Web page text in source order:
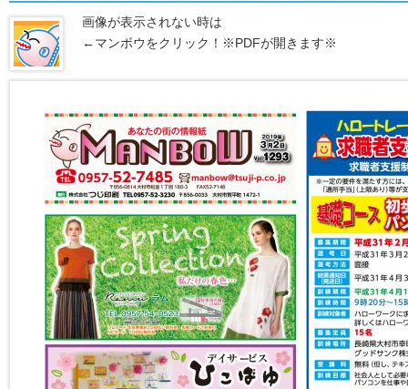
画像が表示されない時は
←マンボウをクリック！※PDFが開きます※